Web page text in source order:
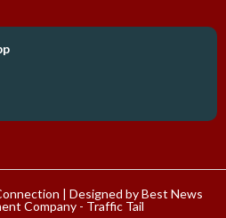
| Designed byBest News
Company - Traffic Tail